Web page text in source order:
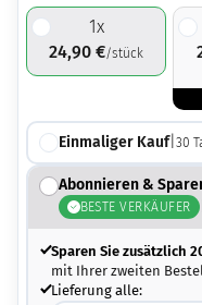
1x
24,90€/stück
Einmaliger Kauf| 30
Abonnieren &
BESTE VERKÄUFER |
Sparen Sie zusätzlich
mit Ihrer zweiten
Lieferung alle: